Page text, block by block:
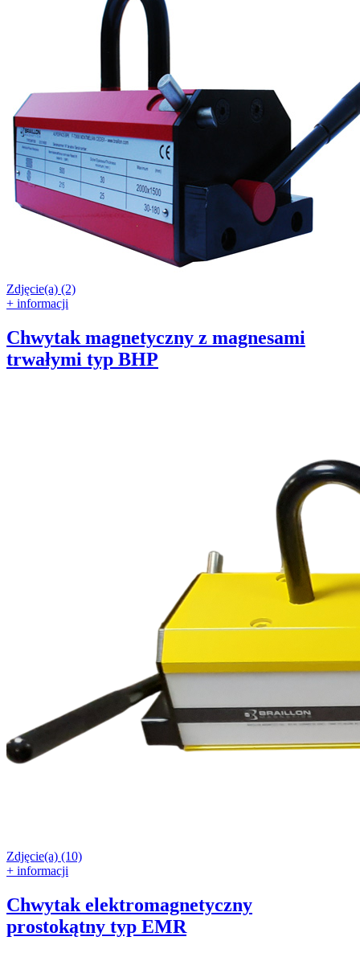
Zdjęcie(a) (2)
+ informacji
Chwytak magnetyczny z magnesami
trwałymi typ BHP
Zdjęcie(a) (10)
+ informacji
Chwytak elektromagnetyczny
prostokątny typ EMR